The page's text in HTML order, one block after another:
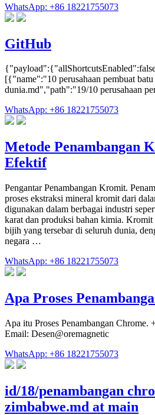
WhatsApp: +86 18221755073
GitHub
[{"name":"10 perusahaan pembuat
dunia.md","path":"19/10 perusahaan
WhatsApp: +86 18221755073
Metode Penambangan
Efektif
Pengantar Penambangan Kromit.
proses ekstraksi mineral kromit dari
digunakan dalam berbagai industri
karat dan produksi bahan kimia.
bijih yang tersebar di seluruh dunia,
negara …
WhatsApp: +86 18221755073
Apa Proses
Apa itu Proses Penambangan Chrome.
Email: Desen@oremagnetic
WhatsApp: +86 18221755073
id/18/penambangan
zimbabwe.md at main